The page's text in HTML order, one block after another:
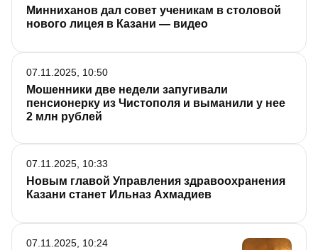
Минниханов дал совет ученикам в столовой
нового лицея в Казани — видео
Мошенники две недели запугивали
пенсионерку из Чистополя и выманили у нее
2 млн рублей
07.11.2025, 10:50
Новым главой Управления здравоохранения
Казани станет Ильназ Ахмадиев
07.11.2025, 10:33
07.11.2025, 10:24